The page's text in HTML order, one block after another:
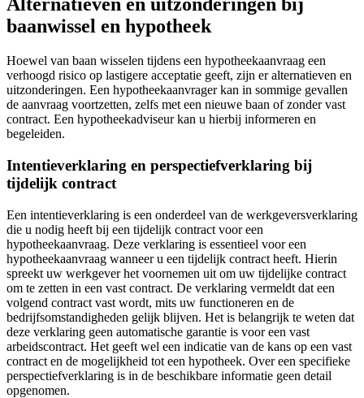
Alternatieven en uitzonderingen bij
baanwissel en hypotheek
Hoewel van baan wisselen tijdens een hypotheekaanvraag een
verhoogd risico op lastigere acceptatie geeft, zijn er alternatieven en
uitzonderingen. Een hypotheekaanvrager kan in sommige gevallen
de aanvraag voortzetten, zelfs met een nieuwe baan of zonder vast
contract. Een hypotheekadviseur kan u hierbij informeren en
begeleiden.
Intentieverklaring en perspectiefverklaring bij
tijdelijk contract
Een intentieverklaring is een onderdeel van de werkgeversverklaring
die u nodig heeft bij een tijdelijk contract voor een
hypotheekaanvraag. Deze verklaring is essentieel voor een
hypotheekaanvraag wanneer u een tijdelijk contract heeft. Hierin
spreekt uw werkgever het voornemen uit om uw tijdelijke contract
om te zetten in een vast contract. De verklaring vermeldt dat een
volgend contract vast wordt, mits uw functioneren en de
bedrijfsomstandigheden gelijk blijven. Het is belangrijk te weten dat
deze verklaring geen automatische garantie is voor een vast
arbeidscontract. Het geeft wel een indicatie van de kans op een vast
contract en de mogelijkheid tot een hypotheek. Over een specifieke
perspectiefverklaring is in de beschikbare informatie geen detail
opgenomen.